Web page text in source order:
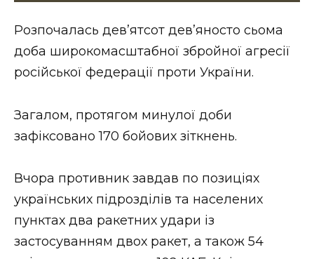
Втрачений Ужгород (відеоверсія)
ЗАКАРПАТСЬКІ НОВИНИ
НОВИНИ ЗАХІДНОЇ УКРАЇНИ
ФОТО
Розпочалась дев’ятсот дев’яносто сьома
доба широкомасштабної збройної агресії
російської федерації проти України.
Загалом, протягом минулої доби
зафіксовано 170 бойових зіткнень.
Вчора противник завдав по позиціях
українських підрозділів та населених
пунктах два ракетних удари із
застосуванням двох ракет, а також 54